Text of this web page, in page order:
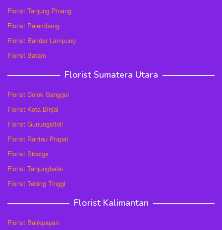
Florist Tanjung Pinang
Florist Palembang
Florist Bandar Lampung
Florist Batam
Florist Sumatera Utara
Florist Dolok Sanggul
Florist Kota Binjai
Florist Gunungsitoli
Florist Rantau Prapat
Florist Sibolga
Florist Tanjungbalai
Florist Tebing Tinggi
Florist Kalimantan
Florist Balikpapan